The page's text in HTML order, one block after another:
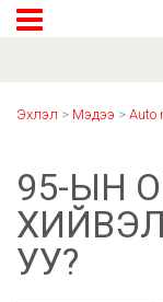
Эхлэл > Мэдээ > Auto
95-ЫН
ХИЙВЭЛ
УУ?